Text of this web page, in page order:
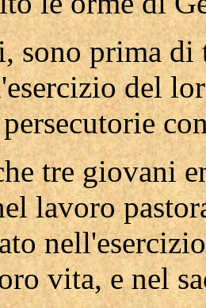
sono prima
del
tre giovani
lavoro
vita, e nel